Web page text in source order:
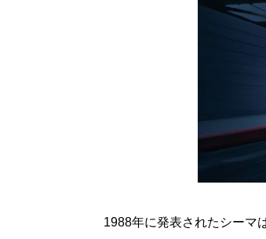
1988年に発表されたシーマ